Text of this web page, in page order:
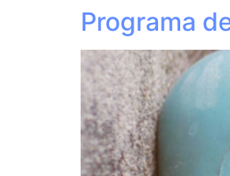
Programa